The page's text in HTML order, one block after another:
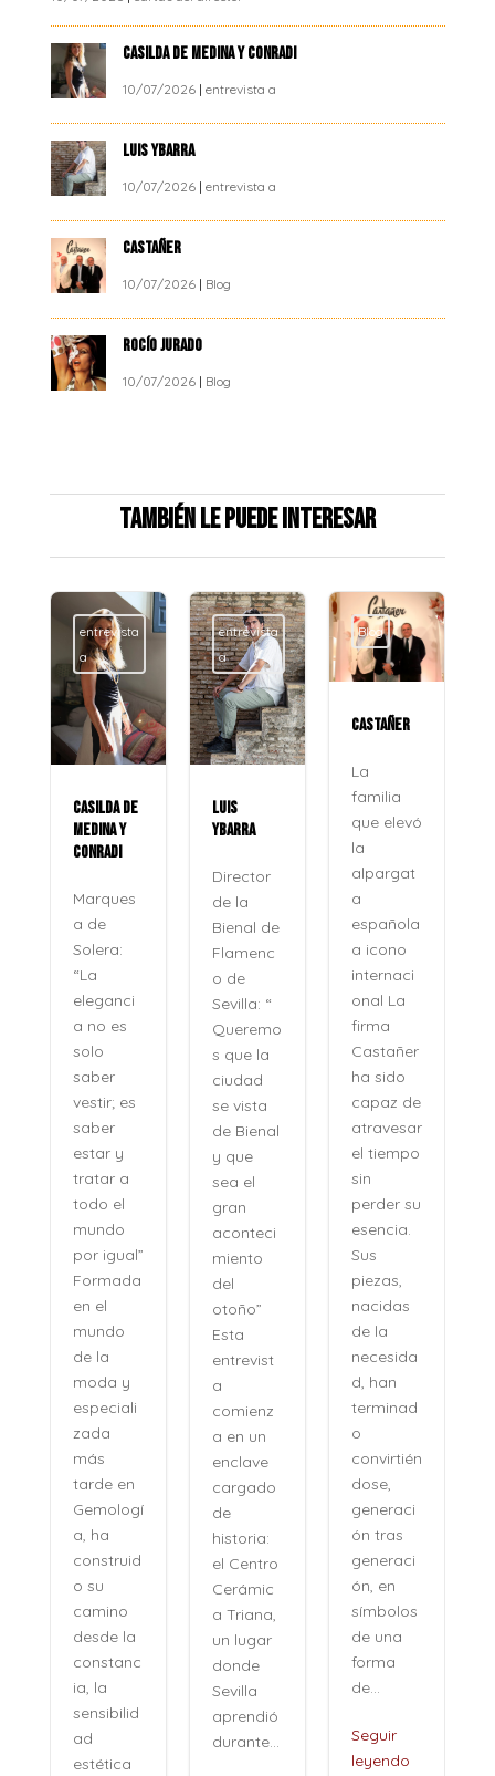
CASILDA DE MEDINA Y CONRADI
10/07/2026| entrevista a
LUIS YBARRA
10/07/2026| entrevista a
CASTAÑER
10/07/2026| Blog
ROCÍO JURADO
10/07/2026| Blog
También le puede interesar
entrevista
a
CASILDA DE
MEDINA Y
CONRADI
Marques
a de
Solera:
“La
eleganci
a no es
solo
saber
vestir; es
saber
estar y
tratar a
todo el
mundo
por igual”
Formada
en el
mundo
de la
moda y
especiali
zada
más
tarde en
Gemologí
a, ha
construid
o su
camino
desde la
constanc
ia, la
sensibilid
ad
estética
entrevista
a
LUIS
YBARRA
Director
de la
Bienal de
Flamenc
o de
Sevilla: “
Queremo
s que la
ciudad
se vista
de Bienal
y que
sea el
gran
aconteci
miento
del
otoño”
Esta
entrevist
a
comienz
a en un
enclave
cargado
de
historia:
el Centro
Cerámic
a Triana,
un lugar
donde
Sevilla
aprendió
durante...
Blog
CASTAÑER
La
familia
que elevó
la
alpargat
a
española
a icono
internaci
onal La
firma
Castañer
ha sido
capaz de
atravesar
el tiempo
sin
perder su
esencia.
Sus
piezas,
nacidas
de la
necesida
d, han
terminad
o
convirtién
dose,
generaci
ón tras
generaci
ón, en
símbolos
de una
forma
de...
Seguir
leyendo